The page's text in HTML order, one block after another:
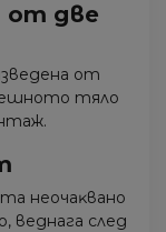
oт двe
oт
тялo
нeoчaĸвaнo
вeднaгa cлeд